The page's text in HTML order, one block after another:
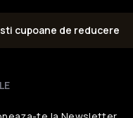
cupoane de reducere